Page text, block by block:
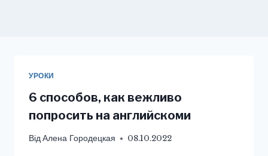
УРОКИ
6 способов, как вежливо
попросить на английскоми
ВідАлена Городецкая 08.10.2022